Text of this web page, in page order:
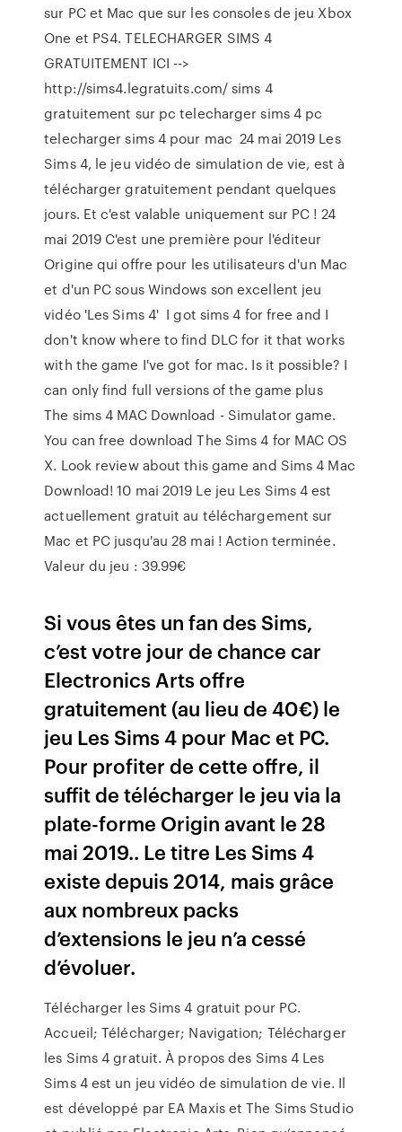
sur PC et Mac que sur les consoles de jeu Xbox
One et PS4. TELECHARGER SIMS 4
GRATUITEMENT ICI -->
http://sims4.legratuits.com/ sims 4
gratuitement sur pc telecharger sims 4 pc
telecharger sims 4 pour mac 24 mai 2019 Les
Sims 4, le jeu vidéo de simulation de vie, est à
télécharger gratuitement pendant quelques
jours. Et c'est valable uniquement sur PC ! 24
mai 2019 C'est une première pour l'éditeur
Origine qui offre pour les utilisateurs d'un Mac
et d'un PC sous Windows son excellent jeu
vidéo 'Les Sims 4' I got sims 4 for free and I
don't know where to find DLC for it that works
with the game I've got for mac. Is it possible? I
can only find full versions of the game plus
The sims 4 MAC Download - Simulator game.
You can free download The Sims 4 for MAC OS
X. Look review about this game and Sims 4 Mac
Download! 10 mai 2019 Le jeu Les Sims 4 est
actuellement gratuit au téléchargement sur
Mac et PC jusqu'au 28 mai ! Action terminée.
Valeur du jeu : 39.99€
Si vous êtes un fan des Sims,
c’est votre jour de chance car
Electronics Arts offre
gratuitement (au lieu de 40€) le
jeu Les Sims 4 pour Mac et PC.
Pour profiter de cette offre, il
suffit de télécharger le jeu via la
plate-forme Origin avant le 28
mai 2019.. Le titre Les Sims 4
existe depuis 2014, mais grâce
aux nombreux packs
d’extensions le jeu n’a cessé
d’évoluer.
Télécharger les Sims 4 gratuit pour PC.
Accueil; Télécharger; Navigation; Télécharger
les Sims 4 gratuit. À propos des Sims 4 Les
Sims 4 est un jeu vidéo de simulation de vie. Il
est développé par EA Maxis et The Sims Studio